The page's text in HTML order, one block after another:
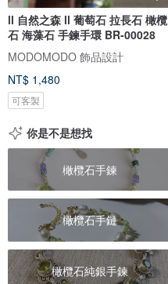
ll 自然之森 ll 葡萄石 拉長石 橄欖
石 海藻石 手鍊手環 BR-00028
MODOMODO 飾品設計
NT$ 1,480
可客製
你是不是想找
橄欖石手鍊
橄欖石手鏈
橄欖石純銀手鍊